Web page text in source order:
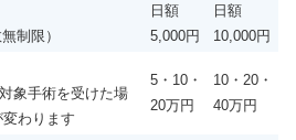
制限）
日額
5,000円
日額
10,000円
象手術を受けた場
わります
5・10・
20万円
10・20・
40万円